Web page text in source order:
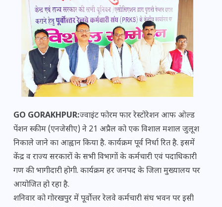
GO GORAKHPUR:ज्वाइंट फोरम फार रेस्टोरेशन आफ ओल्ड
पेंशन स्कीम (एनजेसीए) ने 21 अप्रैल को एक विशाल मशाल जुलूश
निकाले जाने का आह्वान किया है. कार्यक्रम पूर्व निर्धा रित है. इसमें
केंद्र व राज्य सरकारों के सभी विभागों के कर्मचारी एवं पदाधिकारी
गण की भागीदारी होगी. कार्यक्रम हर जनपद के जिला मुख्यालय पर
आयोजित हो रहा है.
शनिवार को गोरखपुर में पूर्वोत्तर रेलवे कर्मचारी संघ भवन पर इसी